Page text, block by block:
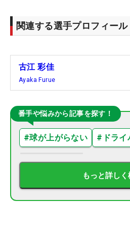
関連する選手プロフィー
古江 彩佳
Ayaka Furue
番手や悩みから記事を探す！
#球が上がらない # ドラ
もっと詳しく